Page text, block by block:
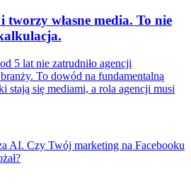
tworzy własne media. To nie
5 lat nie zatrudniło agencji
To dowód na fundamentalną
stają się mediami, a rola agencji musi